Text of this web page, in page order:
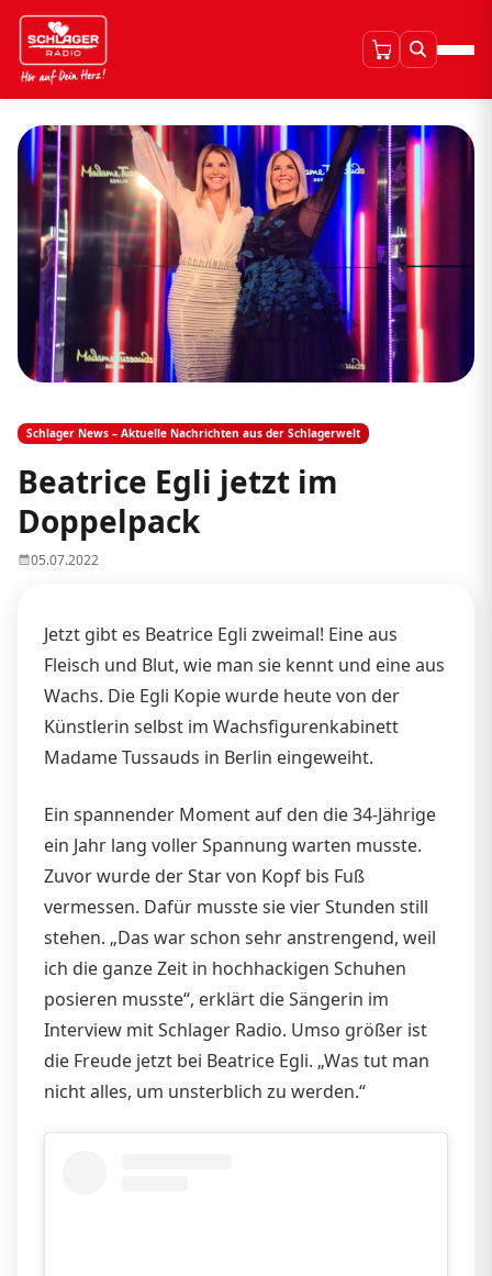
Schlager News – Aktuelle Nachrichten aus der Schlagerwelt
Beatrice Egli jetzt im
Doppelpack
05.07.2022
Jetzt gibt es Beatrice Egli zweimal! Eine aus
Fleisch und Blut, wie man sie kennt und eine aus
Wachs. Die Egli Kopie wurde heute von der
Künstlerin selbst im Wachsfigurenkabinett
Madame Tussauds in Berlin eingeweiht.
Ein spannender Moment auf den die 34-Jährige
ein Jahr lang voller Spannung warten musste.
Zuvor wurde der Star von Kopf bis Fuß
vermessen. Dafür musste sie vier Stunden still
stehen. „Das war schon sehr anstrengend, weil
ich die ganze Zeit in hochhackigen Schuhen
posieren musste“, erklärt die Sängerin im
Interview mit Schlager Radio. Umso größer ist
die Freude jetzt bei Beatrice Egli. „Was tut man
nicht alles, um unsterblich zu werden.“